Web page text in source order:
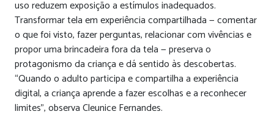
uso reduzem exposição a estímulos inadequados.
Transformar tela em experiência compartilhada — comentar
o que foi visto, fazer perguntas, relacionar com vivências e
propor uma brincadeira fora da tela — preserva o
protagonismo da criança e dá sentido às descobertas.
“Quando o adulto participa e compartilha a experiência
digital, a criança aprende a fazer escolhas e a reconhecer
limites”, observa Cleunice Fernandes.